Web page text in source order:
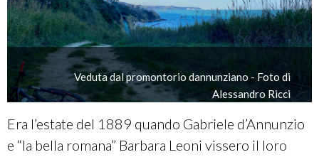
Veduta dal promontorio dannunziano - Foto di
Alessandro Ricci
Era l’estate del 1889 quando Gabriele d’Annunzio
e “la bella romana” Barbara Leoni vissero il loro